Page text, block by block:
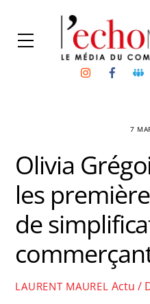
content
Menu
Instagram
7
Olivia
les
de
LAURENT MAUREL Actu /